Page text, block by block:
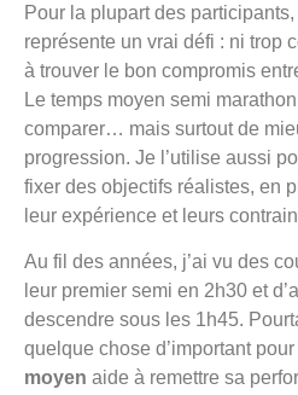
Pour la plupart des
représente un vrai défi : ni trop
à trouver le bon compromis
Le temps moyen semi
comparer… mais surtout de
progression. Je l’utilise aussi
fixer des objectifs réalistes, en
leur expérience et leurs
Au fil des années, j’ai vu des
leur premier semi en 2h30 et
descendre sous les 1h45.
quelque chose d’important
moyen aide à remettre sa